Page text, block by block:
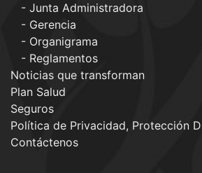
Junta Administradora
Gerencia
Organigrama
Reglamentos
Noticias que transforman
Plan Salud
Seguros
Política de Privacidad, Protección
Contáctenos